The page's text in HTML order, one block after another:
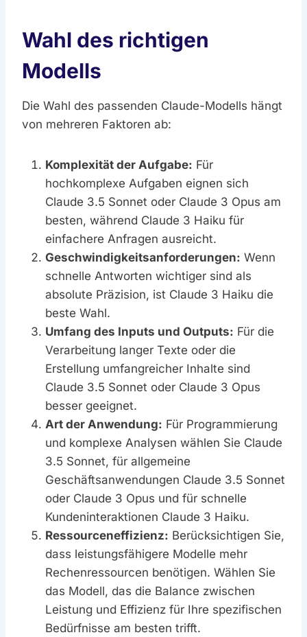
Wahl des richtigen
Modells
Die Wahl des passenden Claude-Modells hängt
von mehreren Faktoren ab:
Komplexität der Aufgabe: Für
hochkomplexe Aufgaben eignen sich
Claude 3.5 Sonnet oder Claude 3 Opus am
besten, während Claude 3 Haiku für
einfachere Anfragen ausreicht.
Geschwindigkeitsanforderungen: Wenn
schnelle Antworten wichtiger sind als
absolute Präzision, ist Claude 3 Haiku die
beste Wahl.
Umfang des Inputs und Outputs: Für die
Verarbeitung langer Texte oder die
Erstellung umfangreicher Inhalte sind
Claude 3.5 Sonnet oder Claude 3 Opus
besser geeignet.
Art der Anwendung: Für Programmierung
und komplexe Analysen wählen Sie Claude
3.5 Sonnet, für allgemeine
Geschäftsanwendungen Claude 3.5 Sonnet
oder Claude 3 Opus und für schnelle
Kundeninteraktionen Claude 3 Haiku.
Ressourceneffizienz: Berücksichtigen Sie,
dass leistungsfähigere Modelle mehr
Rechenressourcen benötigen. Wählen Sie
das Modell, das die Balance zwischen
Leistung und Effizienz für Ihre spezifischen
Bedürfnisse am besten trifft.